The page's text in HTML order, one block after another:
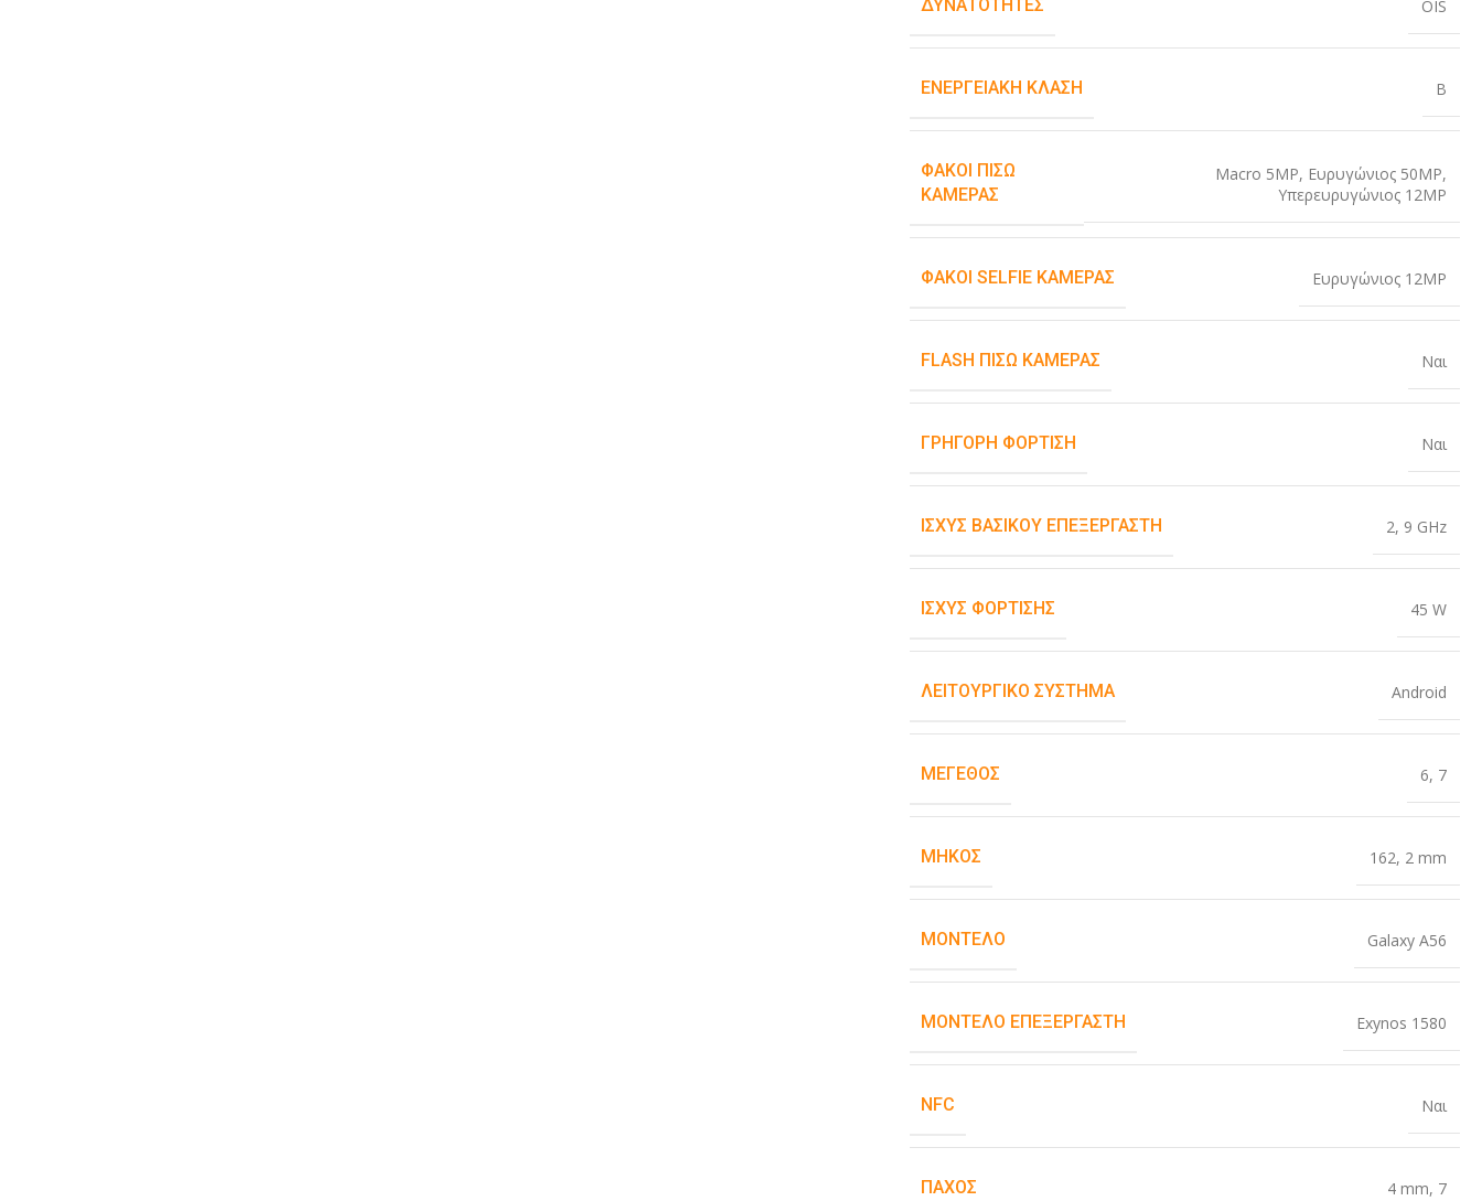
ΔΥΝΑΤΌΤΗΤΕΣ OIS
ΕΝΕΡΓΕΙΑΚΉ ΚΛΆΣΗ B
ΦΑΚΟΊ ΠΊΣΩ
ΚΆΜΕΡΑΣ
Macro 5MP, Ευρυγώνιος 50MP,
Υπερευρυγώνιος 12MP
ΦΑΚΟΊ SELFIE ΚΆΜΕΡΑΣ Ευρυγώνιος 12MP
FLASH ΠΊΣΩ ΚΆΜΕΡΑΣ Ναι
ΓΡΉΓΟΡΗ ΦΌΡΤΙΣΗ Ναι
ΙΣΧΎΣ ΒΑΣΙΚΟΎ ΕΠΕΞΕΡΓΑΣΤΉ 2, 9 GHz
ΙΣΧΎΣ ΦΌΡΤΙΣΗΣ 45 W
ΛΕΙΤΟΥΡΓΙΚΌ ΣΎΣΤΗΜΑ Android
ΜΈΓΕΘΟΣ 6, 7
ΜΉΚΟΣ 162, 2 mm
ΜΟΝΤΈΛΟ Galaxy A56
ΜΟΝΤΈΛΟ ΕΠΕΞΕΡΓΑΣΤΉ Exynos 1580
NFC Ναι
ΠΆΧΟΣ 4 mm, 7